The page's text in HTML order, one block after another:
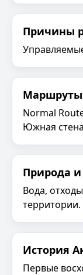
Причины
Маршруты
Normal
Южная
Природа и
Вода,
территории.
История
Первые